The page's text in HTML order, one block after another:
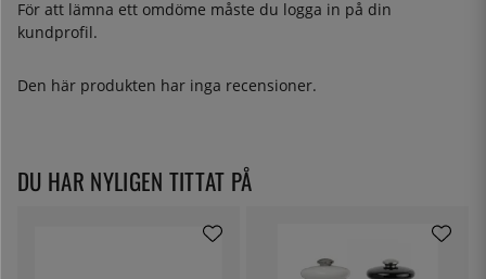
För att lämna ett omdöme måste du logga in på din
kundprofil.
Den här produkten har inga recensioner.
DU HAR NYLIGEN TITTAT PÅ